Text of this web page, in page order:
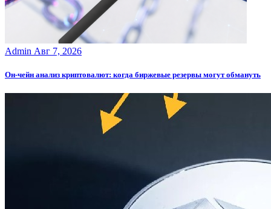
Admin Авг 7, 2026
Он-чейн анализ криптовалют: когда биржевые резервы могут обмануть